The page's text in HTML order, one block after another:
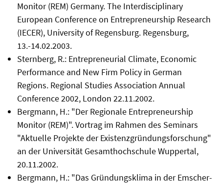
Monitor (REM) Germany. The Interdisciplinary
European Conference on Entrepreneurship Research
(IECER), University of Regensburg. Regensburg,
13.-14.02.2003.
Sternberg, R.: Entrepreneurial Climate, Economic
Performance and New Firm Policy in German
Regions. Regional Studies Association Annual
Conference 2002, London 22.11.2002.
Bergmann, H.: "Der Regionale Entrepreneurship
Monitor (REM)". Vortrag im Rahmen des Seminars
"Aktuelle Projekte der Existenzgründungsforschung"
an der Universität Gesamthochschule Wuppertal,
20.11.2002.
Bergmann, H.: "Das Gründungsklima in der Emscher-